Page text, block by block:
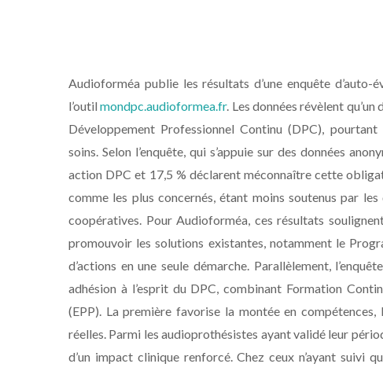
Audioforméa publie les résultats d’une enquête
l’outilmondpc.audioformea.fr. Les données révèlent
Développement Professionnel Continu (DPC),
soins. Selon l’enquête, qui s’appuie sur des données
action DPC et 17,5 % déclarent méconnaître cette
comme les plus concernés, étant moins soutenus par
coopératives. Pour Audioforméa, ces résultats
promouvoir les solutions existantes, notamment le
d’actions en une seule démarche. Parallèlement,
adhésion à l’esprit du DPC, combinant Formation
(EPP). La première favorise la montée en
réelles. Parmi les audioprothésistes ayant validé leur
d’un impact clinique renforcé. Chez ceux n’ayant suivi